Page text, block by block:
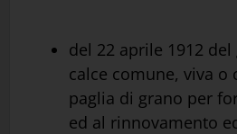
del 22 aprile 1912
calce comune, viva
paglia di grano per
ed al rinnovamento